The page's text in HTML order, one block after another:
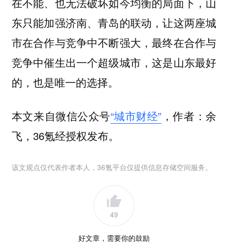
东只能加强济南、青岛的联动，让这两座城
市在合作与竞争中不断强大，最终在合作与
竞争中催生出一个超级城市，这是山东最好
的，也是唯一的选择。
本文来自微信公众号“城市财经” ，作者：余
飞，36氪经授权发布。
该文观点仅代表作者本人，36氪平台仅提供信息存储空间服务。
49
好文章，需要你的鼓励